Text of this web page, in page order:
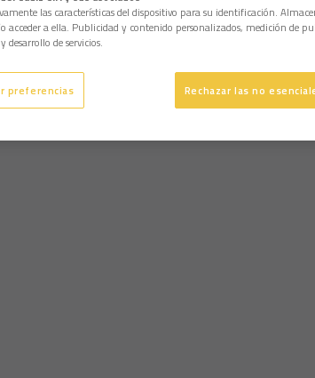
las características del dispositivo para su identificación.
acceder a ella. Publicidad y contenido personalizados, medición de
desarrollo de servicios.
preferencias Rechazar las no